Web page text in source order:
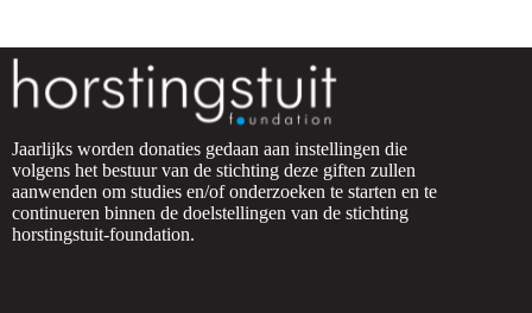
Jaarlijks worden donaties gedaan aan instellingen die
volgens het bestuur van de stichting deze giften zullen
aanwenden om studies en/of onderzoeken te starten en te
continueren binnen de doelstellingen van de stichting
horstingstuit-foundation.